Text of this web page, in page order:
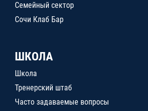
Семейный сектор
Сочи Клаб Бар
ШКОЛА
Школа
Тренерский штаб
Часто задаваемые вопросы